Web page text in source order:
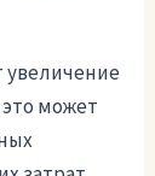
увеличение
может